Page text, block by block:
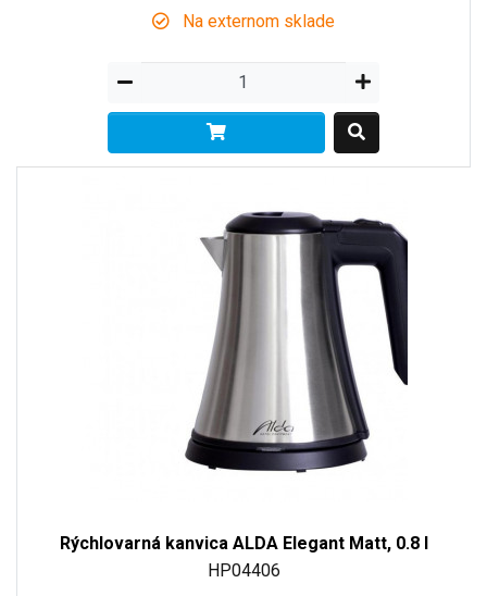
Na externom sklade
Rýchlovarná kanvica ALDA Elegant Matt, 0.8 l
HP04406